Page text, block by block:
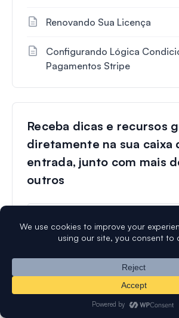
Renovando Sua Licença
Configurando Lógica
Pagamentos Stripe
Receba dicas e recursos
diretamente na sua caixa
entrada, junto com mais
outros
N
m
-
i
Inscrever-se